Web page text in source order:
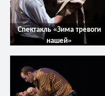
Спектакль «Зима тревоги
нашей»